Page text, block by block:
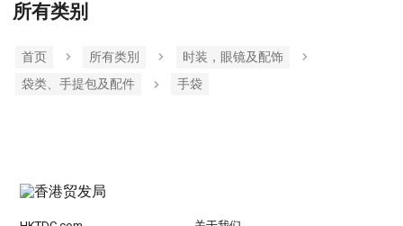
所有类别
首页 所有类別
时装，眼镜及配饰
袋类、手提包及配件
手袋